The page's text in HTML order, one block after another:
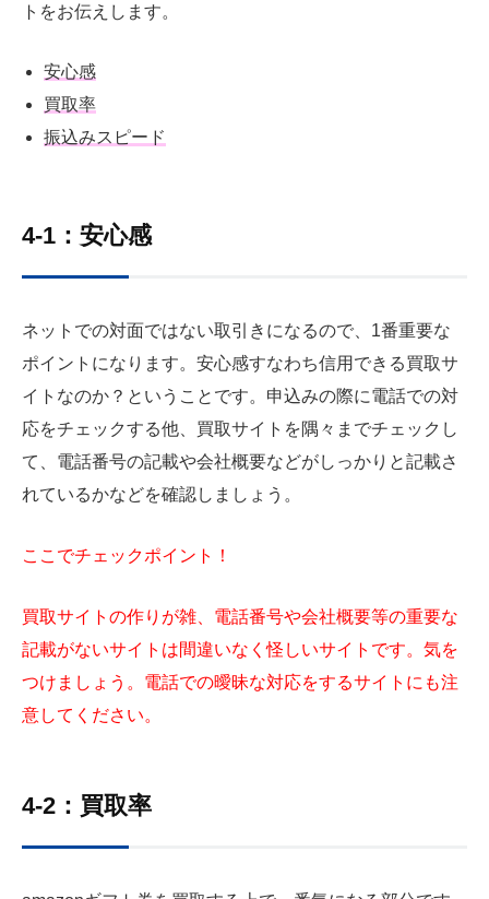
トをお伝えします。
安心感
買取率
振込みスピード
4-1：安心感
ネットでの対面ではない取引きになるので、1番重要な
ポイントになります。安心感すなわち信用できる買取サ
イトなのか？ということです。申込みの際に電話での対
応をチェックする他、買取サイトを隅々までチェックし
て、電話番号の記載や会社概要などがしっかりと記載さ
れているかなどを確認しましょう。
ここでチェックポイント！
買取サイトの作りが雑、電話番号や会社概要等の重要な
記載がないサイトは間違いなく怪しいサイトです。気を
つけましょう。電話での曖昧な対応をするサイトにも注
意してください。
4-2：買取率